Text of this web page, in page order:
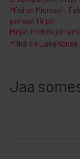
Mikä on Microsoft
parhaat tärpit
Pinjan tiedolla
Mikä on
Jaa